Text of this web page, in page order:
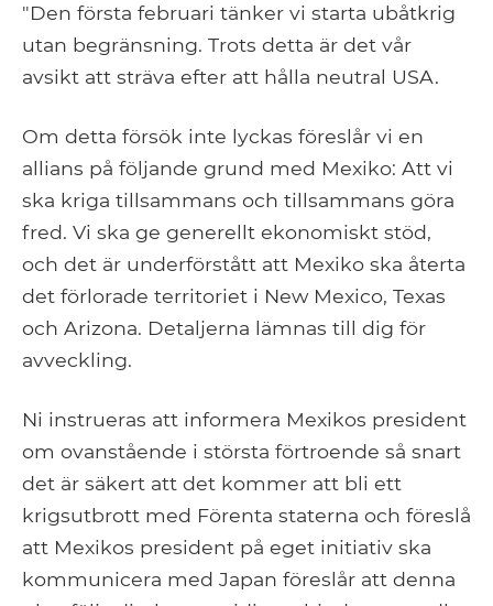
"Den första februari tänker vi starta ubåtkrig
utan begränsning. Trots detta är det vår
avsikt att sträva efter att hålla neutral USA.
Om detta försök inte lyckas föreslår vi en
allians på följande grund med Mexiko: Att vi
ska kriga tillsammans och tillsammans göra
fred. Vi ska ge generellt ekonomiskt stöd,
och det är underförstått att Mexiko ska återta
det förlorade territoriet i New Mexico, Texas
och Arizona. Detaljerna lämnas till dig för
avveckling.
Ni instrueras att informera Mexikos president
om ovanstående i största förtroende så snart
det är säkert att det kommer att bli ett
krigsutbrott med Förenta staterna och föreslå
att Mexikos president på eget initiativ ska
kommunicera med Japan föreslår att denna